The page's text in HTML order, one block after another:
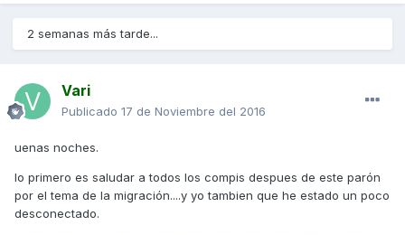
2 semanas más tarde...
Vari
Publicado 17 de Noviembre del 2016
uenas noches.
lo primero es saludar a todos los compis despues de este parón
por el tema de la migración....y yo tambien que he estado un poco
desconectado.